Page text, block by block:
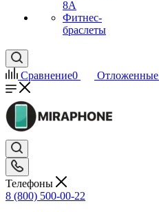
8A
Фитнес-
браслеты
Сравнение0 Отложенные
Телефоны
8 (800) 500-00-22